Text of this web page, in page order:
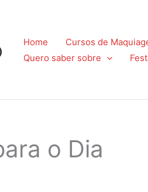
Home Cursos de
Quero saber sobre
o Dia